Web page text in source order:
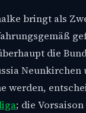
bringt als
die
Neunkirchen
; die